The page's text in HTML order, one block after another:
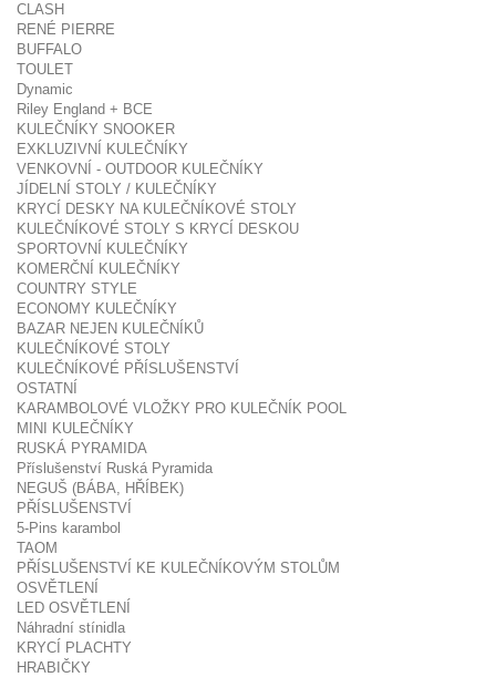
CLASH
RENÉ PIERRE
BUFFALO
TOULET
Dynamic
Riley England + BCE
KULEČNÍKY SNOOKER
EXKLUZIVNÍ KULEČNÍKY
VENKOVNÍ - OUTDOOR KULEČNÍKY
JÍDELNÍ STOLY / KULEČNÍKY
KRYCÍ DESKY NA KULEČNÍKOVÉ STOLY
KULEČNÍKOVÉ STOLY S KRYCÍ DESKOU
SPORTOVNÍ KULEČNÍKY
KOMERČNÍ KULEČNÍKY
COUNTRY STYLE
ECONOMY KULEČNÍKY
BAZAR NEJEN KULEČNÍKŮ
KULEČNÍKOVÉ STOLY
KULEČNÍKOVÉ PŘÍSLUŠENSTVÍ
OSTATNÍ
KARAMBOLOVÉ VLOŽKY PRO KULEČNÍK POOL
MINI KULEČNÍKY
RUSKÁ PYRAMIDA
Příslušenství Ruská Pyramida
NEGUŠ (BÁBA, HŘÍBEK)
PŘÍSLUŠENSTVÍ
5-Pins karambol
TAOM
PŘÍSLUŠENSTVÍ KE KULEČNÍKOVÝM STOLŮM
OSVĚTLENÍ
LED OSVĚTLENÍ
Náhradní stínidla
KRYCÍ PLACHTY
HRABIČKY